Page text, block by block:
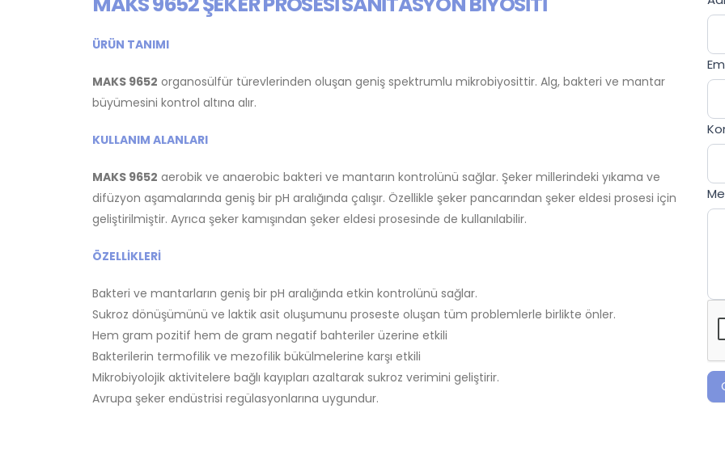
ÜRÜN TANIMI
MAKS 9652 organosülfür türevlerinden oluşan geniş spektrumlu mikrobiyosittir. Alg, bakteri ve mantar
büyümesini kontrol altına alır.
KULLANIM ALANLARI
MAKS 9652 aerobik ve anaerobic bakteri ve mantarın kontrolünü sağlar. Şeker millerindeki yıkama ve
difüzyon aşamalarında geniş bir pH aralığında çalışır. Özellikle şeker pancarından şeker eldesi prosesi için
geliştirilmiştir. Ayrıca şeker kamışından şeker eldesi prosesinde de kullanılabilir.
ÖZELLİKLERİ
Bakteri ve mantarların geniş bir pH aralığında etkin kontrolünü sağlar.
Sukroz dönüşümünü ve laktik asit oluşumunu proseste oluşan tüm problemlerle birlikte önler.
Hem gram pozitif hem de gram negatif bahteriler üzerine etkili
Bakterilerin termofilik ve mezofilik bükülmelerine karşı etkili
Mikrobiyolojik aktivitelere bağlı kayıpları azaltarak sukroz verimini geliştirir.
Avrupa şeker endüstrisi regülasyonlarına uygundur.
are
this